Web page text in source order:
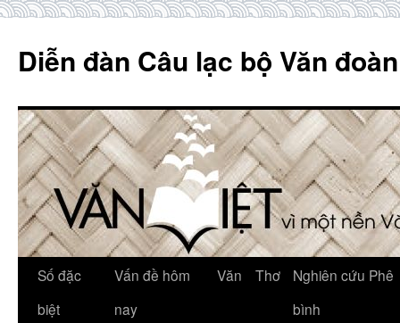
content
Diễn đàn Câu lạc bộ Văn
Số đặc
biệt
Vấn đề hôm
nay
Văn Thơ
Nghiên cứu Phê
bình